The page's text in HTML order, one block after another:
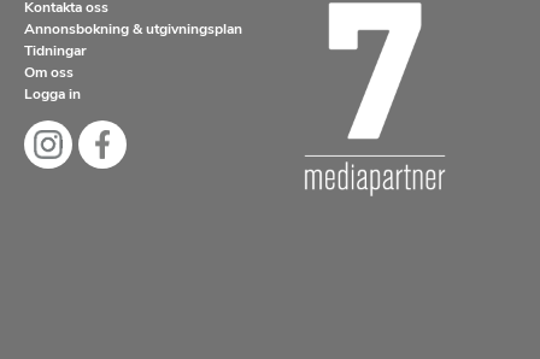
Kontakta oss
Annonsbokning & utgivningsplan
Tidningar
Om oss
Logga in